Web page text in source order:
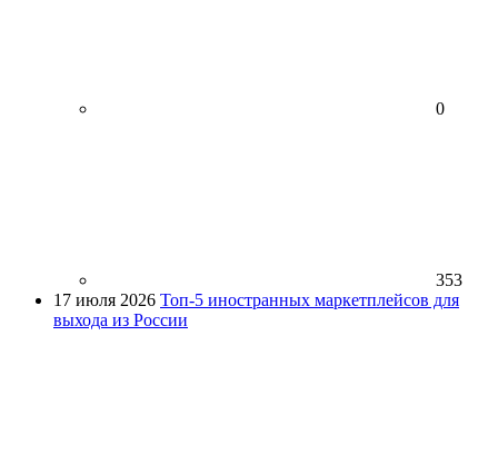
0
353
17 июля 2026 Топ-5 иностранных маркетплейсов для
выхода из России